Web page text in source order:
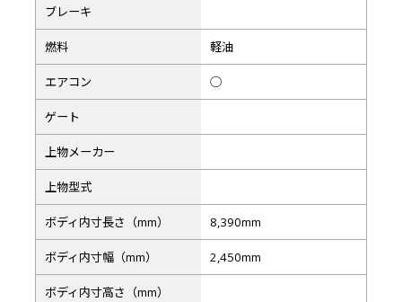
ブレーキ
燃料 軽油
エアコン ◯
ゲート
上物メーカー
上物型式
ボディ内寸長さ（mm） 8,390mm
ボディ内寸幅（mm） 2,450mm
ボディ内寸高さ（mm）